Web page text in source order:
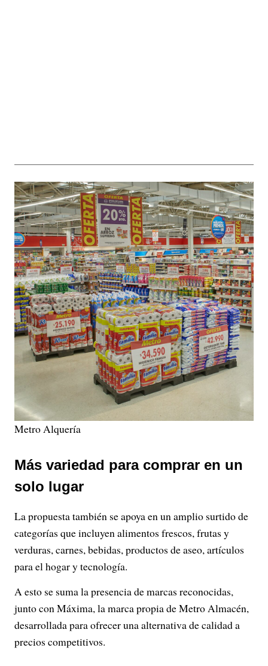
Metro Alquería
Más variedad para comprar en un
solo lugar
La propuesta también se apoya en un amplio surtido de
categorías que incluyen alimentos frescos, frutas y
verduras, carnes, bebidas, productos de aseo, artículos
para el hogar y tecnología.
A esto se suma la presencia de marcas reconocidas,
junto con Máxima, la marca propia de Metro Almacén,
desarrollada para ofrecer una alternativa de calidad a
precios competitivos.